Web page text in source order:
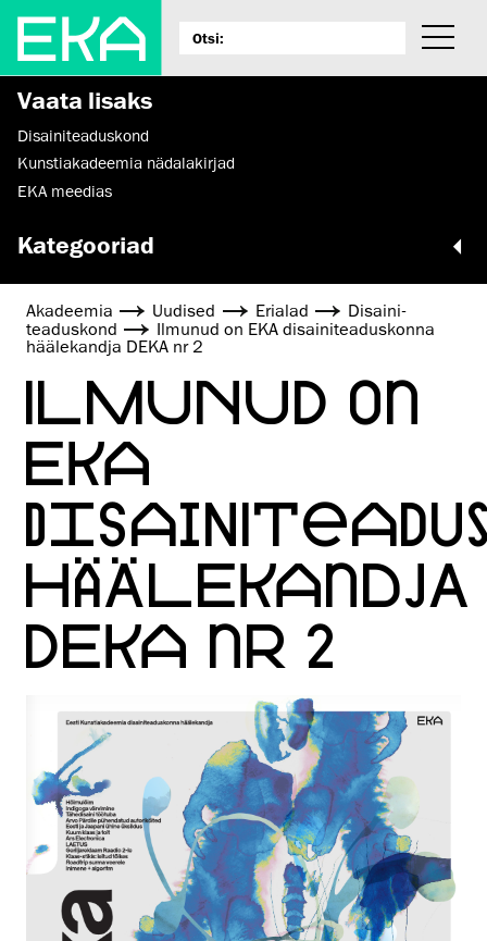
Vaata lisaks
Disaini­­teaduskond
Kunstiakadeemia nädalakirjad
EKA meedias
Kategooriad
Akadeemia Uudised Erialad
Disaini­­
teaduskond
Ilmunud on EKA disainiteaduskonna
häälekandja DEKA nr 2
ILMUNUD ON
EKA
HÄÄLEKANDJA
DEKA NR 2